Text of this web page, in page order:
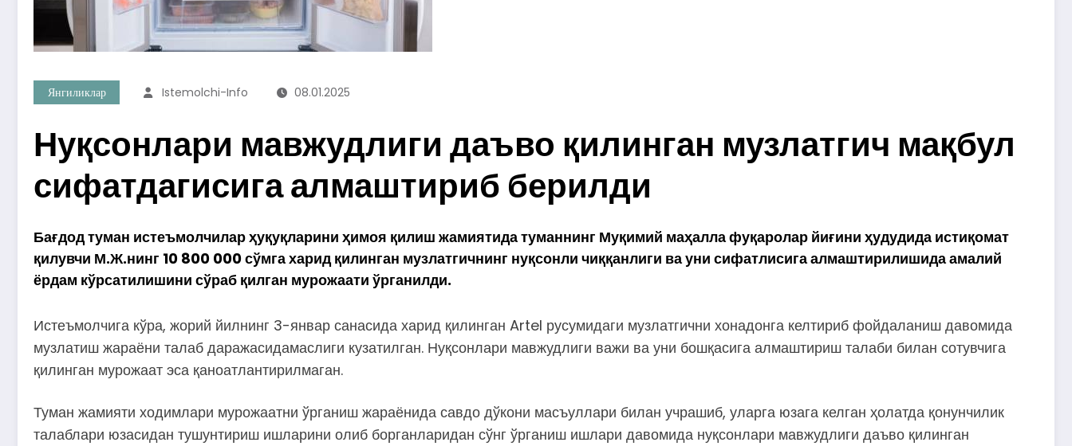
Янгиликлар Istemolchi-Info 08.01.2025
Нуқсонлари мавжудлиги даъво қилинган музлатгич мақбул
сифатдагисига алмаштириб берилди
Бағдод туман истеъмолчилар ҳуқуқларини ҳимоя қилиш жамиятида туманнинг Муқимий маҳалла фуқаролар йиғини ҳудудида истиқомат
қилувчи М.Ж.нинг 10 800 000 сўмга харид қилинган музлатгичнинг нуқсонли чиққанлиги ва уни сифатлисига алмаштирилишида амалий
ёрдам кўрсатилишини сўраб қилган мурожаати ўрганилди.
Истеъмолчига кўра, жорий йилнинг 3-январ санасида харид қилинган Artel русумидаги музлатгични хонадонга келтириб фойдаланиш давомида
музлатиш жараёни талаб даражасидамаслиги кузатилган. Нуқсонлари мавжудлиги важи ва уни бошқасига алмаштириш талаби билан сотувчига
қилинган мурожаат эса қаноатлантирилмаган.
Туман жамияти ходимлари мурожаатни ўрганиш жараёнида савдо дўкони масъуллари билан учрашиб, уларга юзага келган ҳолатда қонунчилик
талаблари юзасидан тушунтириш ишларини олиб борганларидан сўнг ўрганиш ишлари давомида нуқсонлари мавжудлиги даъво қилинган